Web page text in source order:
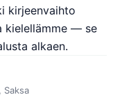
kirjeenvaihto
kielellämme — se
alkaen.
Saksa